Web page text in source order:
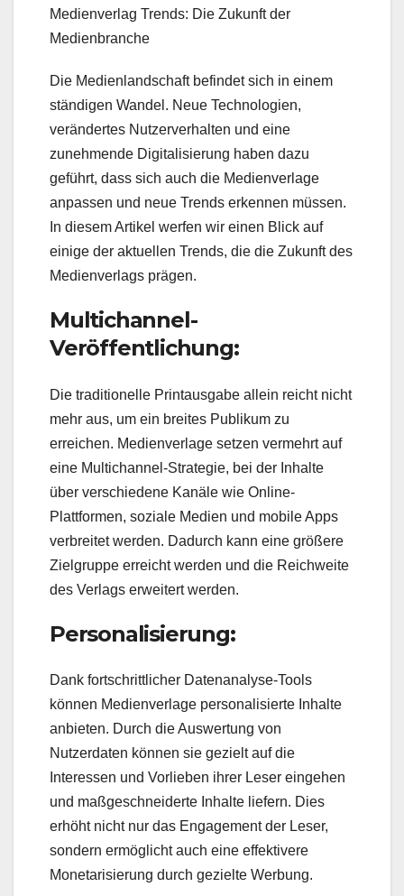
Medienverlag Trends: Die Zukunft der
Medienbranche
Die Medienlandschaft befindet sich in einem
ständigen Wandel. Neue Technologien,
verändertes Nutzerverhalten und eine
zunehmende Digitalisierung haben dazu
geführt, dass sich auch die Medienverlage
anpassen und neue Trends erkennen müssen.
In diesem Artikel werfen wir einen Blick auf
einige der aktuellen Trends, die die Zukunft des
Medienverlags prägen.
Multichannel-
Veröffentlichung:
Die traditionelle Printausgabe allein reicht nicht
mehr aus, um ein breites Publikum zu
erreichen. Medienverlage setzen vermehrt auf
eine Multichannel-Strategie, bei der Inhalte
über verschiedene Kanäle wie Online-
Plattformen, soziale Medien und mobile Apps
verbreitet werden. Dadurch kann eine größere
Zielgruppe erreicht werden und die Reichweite
des Verlags erweitert werden.
Personalisierung:
Dank fortschrittlicher Datenanalyse-Tools
können Medienverlage personalisierte Inhalte
anbieten. Durch die Auswertung von
Nutzerdaten können sie gezielt auf die
Interessen und Vorlieben ihrer Leser eingehen
und maßgeschneiderte Inhalte liefern. Dies
erhöht nicht nur das Engagement der Leser,
sondern ermöglicht auch eine effektivere
Monetarisierung durch gezielte Werbung.